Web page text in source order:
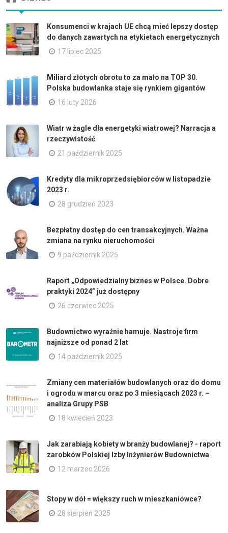
Konsumenci w krajach UE chcą mieć lepszy dostęp
do danych zawartych na etykietach energetycznych
17 lipiec 2025
Miliard złotych obrotu to za mało na TOP 30.
Polska budowlanka staje się rynkiem gigantów
16 luty 2026
Wiatr w żagle dla energetyki wiatrowej? Narracja a
rzeczywistość
21 październik 2025
Kredyty dla mikroprzedsiębiorców w listopadzie
2023 r.
28 grudzień 2023
Bezpłatny dostęp do cen transakcyjnych. Ważna
zmiana na rynku nieruchomości
9 październik 2025
Raport „Odpowiedzialny biznes w Polsce. Dobre
praktyki 2024” już dostępny
26 czerwiec 2025
Budownictwo wyraźnie hamuje. Nastroje firm
najniższe od ponad 2 lat
14 październik 2025
Zmiany cen materiałów budowlanych oraz do domu
i ogrodu w marcu oraz po 3 miesiącach 2023 r. –
analiza Grupy PSB
18 kwiecień 2023
Jak zarabiają kobiety w branży budowlanej? - raport
zarobków Polskiej Izby Inżynierów Budownictwa
12 marzec 2026
Stopy w dół = większy ruch w mieszkaniówce?
28 sierpień 2025